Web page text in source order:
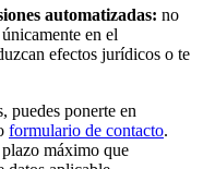
automatizadas: no
en el
efectos jurídicos o te
puedes ponerte en
formulario de contacto.
máximo que